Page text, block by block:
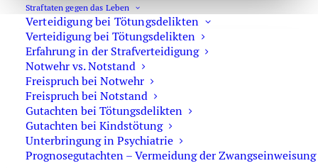
Straftaten gegen das Leben
Verteidigung bei Tötungsdelikten
Verteidigung bei Tötungsdelikten
Erfahrung in der Strafverteidigung
Notwehr vs. Notstand
Freispruch bei Notwehr
Freispruch bei Notstand
Gutachten bei Tötungsdelikten
Gutachten bei Kindstötung
Unterbringung in Psychiatrie
Prognosegutachten – Vermeidung der Zwangseinweisung
Strafverteidiger-Notruf (z. B. bei
Festnahme oder
Hausdurchsuchungen):
0171 65 43 669
Sie erreichen die Anwaltskanzlei an den
Wochentagen über das Sekretariat.
Die Sekretärinnen sind zur Verschwiegenheit